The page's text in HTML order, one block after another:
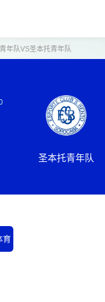
年队VS圣本托青年队
圣本托青年队
育